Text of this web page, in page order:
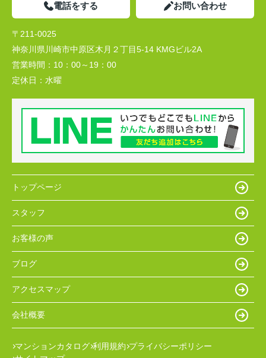
電話をする お問い合わせ
〒211-0025
神奈川県川崎市中原区木月２丁目5-14 KMGビル2A
営業時間： 10：00～19：00
定休日： 水曜
トップページ
スタッフ
お客様の声
ブログ
アクセスマップ
会社概要
マンションカタログ 利用規約 プライバシーポリシー